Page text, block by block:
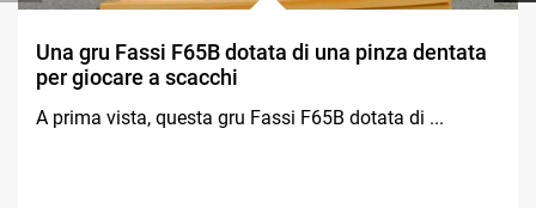
Una gru Fassi F65B dotata di una pinza dentata
per giocare a scacchi
A prima vista, questa gru Fassi F65B dotata di ...